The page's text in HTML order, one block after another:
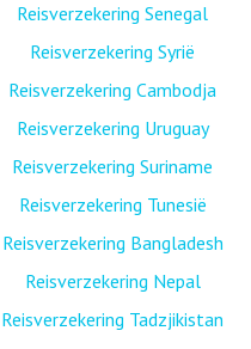
Reisverzekering Senegal
Reisverzekering Syrië
Reisverzekering Cambodja
Reisverzekering Uruguay
Reisverzekering Suriname
Reisverzekering Tunesië
Reisverzekering Bangladesh
Reisverzekering Nepal
Reisverzekering Tadzjikistan